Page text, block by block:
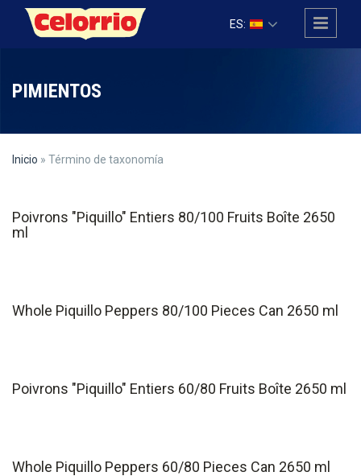
Pasar al contenido principal
ES:
PIMIENTOS
Inicio » Término de taxonomía
Poivrons "Piquillo" Entiers 80/100 Fruits Boîte 2650
ml
Whole Piquillo Peppers 80/100 Pieces Can 2650 ml
Poivrons "Piquillo" Entiers 60/80 Fruits Boîte 2650 ml
Whole Piquillo Peppers 60/80 Pieces Can 2650 ml